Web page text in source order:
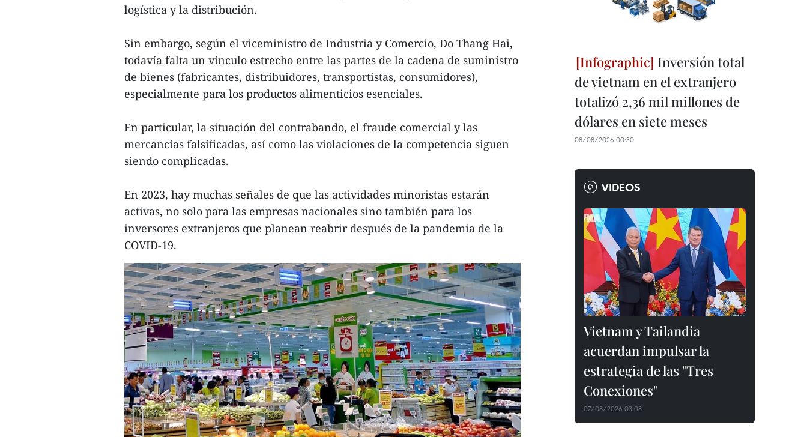
logística y la distribución.
Sin embargo, según el viceministro de Industria y Comercio, Do Thang Hai,
todavía falta un vínculo estrecho entre las partes de la cadena de suministro
de bienes (fabricantes, distribuidores, transportistas, consumidores),
especialmente para los productos alimenticios esenciales.
En particular, la situación del contrabando, el fraude comercial y las
mercancías falsificadas, así como las violaciones de la competencia siguen
siendo complicadas.
En 2023, hay muchas señales de que las actividades minoristas estarán
activas, no solo para las empresas nacionales sino también para los
inversores extranjeros que planean reabrir después de la pandemia de la
COVID-19.
Inversión total
de vietnam en el extranjero
totalizó 2,36 mil millones de
dólares en siete meses
08/08/2026 00:30
VIDEOS
Vietnam y Tailandia
acuerdan impulsar la
estrategia de las "Tres
Conexiones"
07/08/2026 03:08